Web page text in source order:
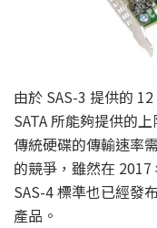
由於 SAS-3 提供的
SATA 所能夠提供的
傳統硬碟的傳輸速率
的競爭，雖然在
SAS-4 標準也已經發
產品。